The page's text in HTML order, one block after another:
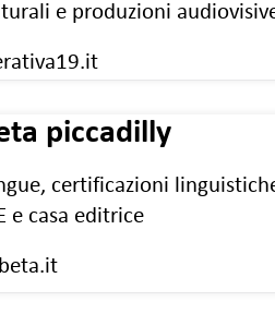
e produzioni
piccadilly
certificazioni
e casa editrice